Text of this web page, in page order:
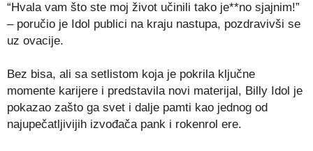
“Hvala vam što ste moj život učinili tako je**no sjajnim!”
– poručio je Idol publici na kraju nastupa, pozdravivši se
uz ovacije.
Bez bisa, ali sa setlistom koja je pokrila ključne
momente karijere i predstavila novi materijal, Billy Idol je
pokazao zašto ga svet i dalje pamti kao jednog od
najupečatljivijih izvođača pank i rokenrol ere.